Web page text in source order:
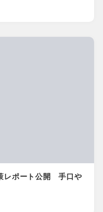
レポート公開 手口や